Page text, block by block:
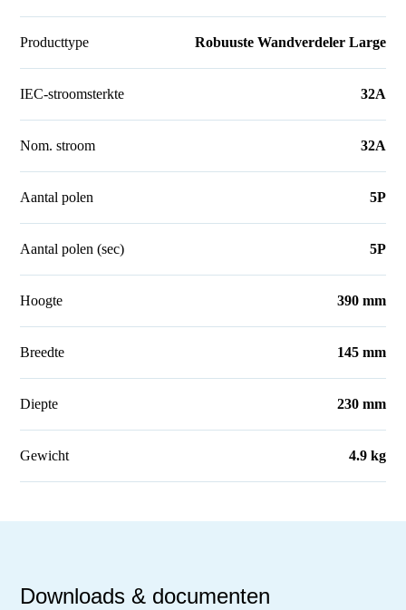
Producttype Robuuste Wandverdeler Large
IEC-stroomsterkte 32A
Nom. stroom 32A
Aantal polen 5P
Aantal polen (sec) 5P
Hoogte 390 mm
Breedte 145 mm
Diepte 230 mm
Gewicht 4.9 kg
Downloads & documenten